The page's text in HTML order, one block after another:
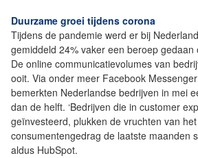
Duurzame groei tijdens corona
Tijdens de pandemie werd er bij
gemiddeld 24% vaker een beroep gedaan
De online communicatievolumes van
ooit. Via onder meer Facebook
bemerkten Nederlandse bedrijven in mei
dan de helft. ‘Bedrijven die in customer
geïnvesteerd, plukken de vruchten van
consumentengedrag de laatste maanden
aldus HubSpot.